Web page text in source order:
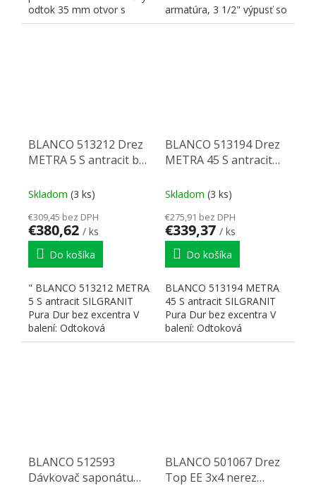
odtok 35 mm otvor s
keramickými tesneniami <
armatúra, 3 1/2" výpusť so
sitkom, zápachový...
BLANCO 513212 Drez
METRA 5 S antracit bez
PuraDur
Skladom (3 ks)
€309,45 bez DPH
€380,62 / ks
Do košíka
" BLANCO 513212 METRA
5 S antracit SILGRANIT
Pura Dur bez excentra V
balení: Odtoková
armatúra, 3 1/2"" výpust
BLANCO 513194 Drez
METRA 45 S antracit
PuraDur
Skladom (3 ks)
€275,91 bez DPH
€339,37 / ks
Do košíka
BLANCO 513194 METRA
45 S antracit SILGRANIT
Pura Dur bez excentra V
balení: Odtoková
armatúra, 3 1/2" výpusť
BLANCO 512593
Dávkovač saponátu
BLANCO 501067 Drez
Top EE 3x4 nerez